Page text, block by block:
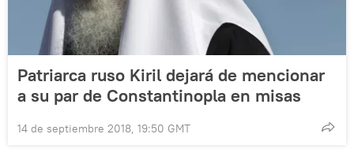
Patriarca ruso Kiril dejará de mencionar
a su par de Constantinopla en misas
14 de septiembre 2018, 19:50 GMT